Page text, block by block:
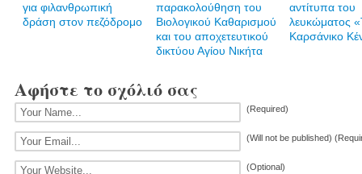
για φιλανθρωπική
δράση στον πεζόδρομο
παρακολούθηση του
Βιολογικού Καθαρισμού
και του αποχετευτικού
δικτύου Αγίου Νικήτα
αντίτυπα του
λευκώματος
Καρσάνικο
Αφήστε το σχόλιό σας
(Required)
(Will not be published)
(Optional)